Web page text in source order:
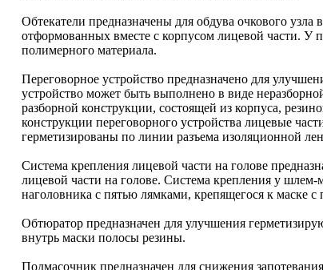
Обтекатели предназначены для обдува очкового
отформованных вместе с корпусом лицевой части.
полимерного материала.
Переговорное устройство предназначено для
устройство может быть выполнено в виде
разборной конструкции, состоящей из корпуса,
конструкции переговорного устройства лицевые
герметизированы по линии разъема изоляционной
Система крепления лицевой части на голове
лицевой части на голове. Система крепления у
наголовника с пятью лямками, крепящегося к
Обтюратор предназначен для улучшения
внутрь маски полосы резины.
Подмасочник предназначен для снижения